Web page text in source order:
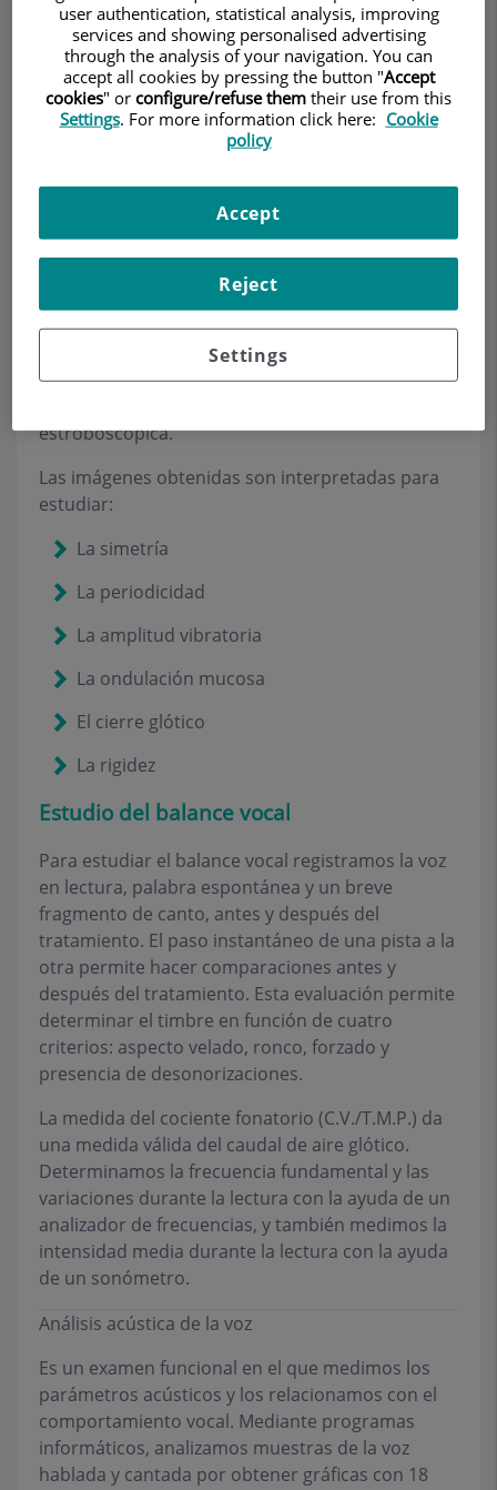
Videoestroboscopia
videoestroboscopia
es el método básico
laringe. Utilizamos un
estroboscopio que es, a la vez, la fuente de luz fría
y la fuente de luz estroboscópica, un endoscopio
rígido que da una imagen grande y precisa y una
videocámara que graba las imágenes en un
magnetoscopio que permite visualizar en detalle
y en alta calidad todas las imágenes. Una
impresora de alta resolución permite imprimir las
estroboscópica.
Las imágenes obtenidas son interpretadas para
estudiar:
La simetría
La periodicidad
La amplitud vibratoria
La ondulación mucosa
El cierre glótico
La rigidez
Estudio del balance vocal
Para estudiar el balance vocal registramos la voz
en lectura, palabra espontánea y un breve
fragmento de canto, antes y después del
tratamiento. El paso instantáneo de una pista a la
otra permite hacer comparaciones antes y
después del tratamiento. Esta evaluación permite
determinar el timbre en función de cuatro
criterios: aspecto velado, ronco, forzado y
presencia de desonorizaciones.
La medida del cociente fonatorio (C.V./T.M.P.) da
una medida válida del caudal de aire glótico.
Determinamos la frecuencia fundamental y las
variaciones durante la lectura con la ayuda de un
analizador de frecuencias, y también medimos la
intensidad media durante la lectura con la ayuda
de un sonómetro.
Análisis acústica de la voz
Es un examen funcional en el que medimos los
parámetros acústicos y los relacionamos con el
comportamiento vocal. Mediante programas
informáticos, analizamos muestras de la voz
hablada y cantada por obtener gráficas con 18
user authentication, statistical analysis, improving
services and showing personalised advertising
through the analysis of your navigation. You can
accept all cookies by pressing the button "Accept
cookies" or configure/refuse them their use from this
Settings. For more information click here: Cookie
policy
Settings
Reject
Accept